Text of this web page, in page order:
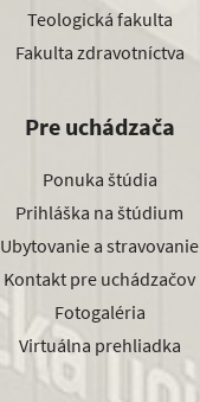
Teologická fakulta
Fakulta zdravotníctva
Pre uchádzača
Ponuka štúdia
Prihláška na štúdium
Ubytovanie a stravovanie
Kontakt pre uchádzačov
Fotogaléria
Virtuálna prehliadka